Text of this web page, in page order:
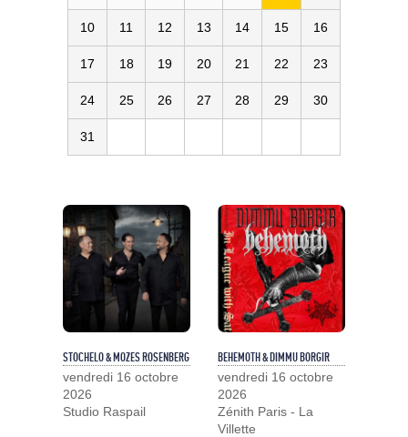
10 11 12 13 14 15 16
17 18 19 20 21 22 23
24 25 26 27 28 29 30
31
STOCHELO & MOZES ROSENBERG
vendredi 16 octobre
2026
Studio Raspail
BEHEMOTH & DIMMU BORGIR
vendredi 16 octobre
2026
Zénith Paris - La
Villette